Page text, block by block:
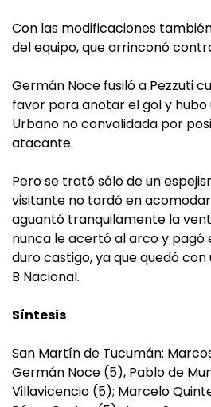
Con las modificaciones
del equipo, que arrinconó
Germán Noce fusiló a Pezzuti
favor para anotar el gol y hubo
Urbano no convalidada por
atacante.
Pero se trató sólo de un
visitante no tardó en
aguantó tranquilamente la
nunca le acertó al arco y pagó
duro castigo, ya que quedó con
B Nacional.
Síntesis
San Martín de Tucumán:
Germán Noce (5), Pablo de
Villavicencio (5); Marcelo